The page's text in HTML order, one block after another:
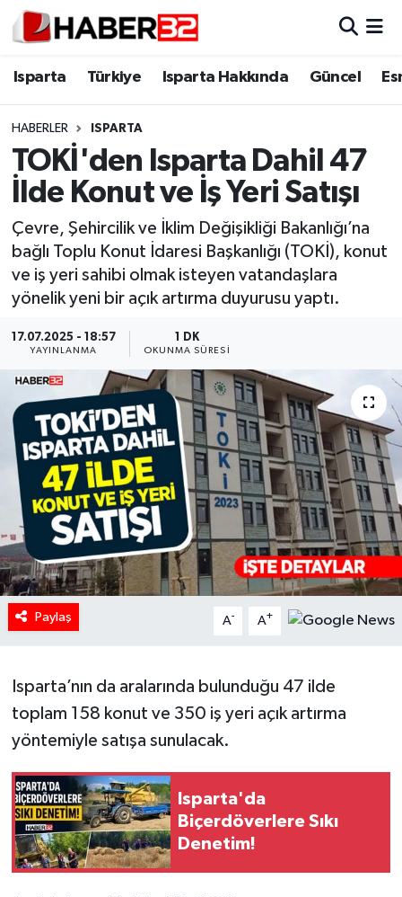
Isparta Türkiye Isparta Hakkında Güncel
HABERLER ISPARTA
TOKİ'den Isparta Dahil 47
İlde Konut ve İş Yeri Satışı
Çevre, Şehircilik ve İklim Değişikliği Bakanlığı’na
bağlı Toplu Konut İdaresi Başkanlığı (TOKİ), konut
ve iş yeri sahibi olmak isteyen vatandaşlara
yönelik yeni bir açık artırma duyurusu yaptı.
17.07.2025 - 18:57
YAYINLANMA
1 DK
OKUNMA SÜRESI
Paylaş A- A+
Isparta’nın da aralarında bulunduğu 47 ilde
toplam 158 konut ve 350 iş yeri açık artırma
yöntemiyle satışa sunulacak.
Isparta'da
Biçerdöverlere Sıkı
Denetim!
Isparta
Esnaf Diyor ki;
ASAYİŞ
BİLİM VE TEKNOLOJİ
EĞİTİM
GENEL
Güncel
HABERDE İNSAN
İlginç
KÜLTÜR SANAT
MAGAZİN
Oyun
RESMİ İLANLAR
Spor
Tarihi Yapılarımız
Isparta Nöbetçi Eczaneler
Isparta Trafik Yoğunluk Haritası
Süper Lig Puan Durumu ve Fikstür
Tüm Manşetler
Son Dakika Haberleri
Haber Arşivi